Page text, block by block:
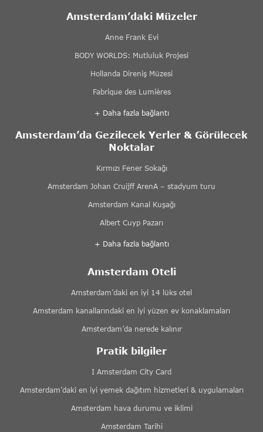
Amsterdam’daki Müzeler
Anne Frank Evi
BODY WORLDS: Mutluluk Projesi
Hollanda Direniş Müzesi
Fabrique des Lumières
+ Daha fazla bağlantı
Amsterdam’da Gezilecek Yerler & Görülecek
Noktalar
Kırmızı Fener Sokağı
Amsterdam Johan Cruijff ArenA – stadyum turu
Amsterdam Kanal Kuşağı
Albert Cuyp Pazarı
+ Daha fazla bağlantı
Amsterdam Oteli
Amsterdam’daki en iyi 14 lüks otel
Amsterdam kanallarındaki en iyi yüzen ev konaklamaları
Amsterdam’da nerede kalınır
Pratik bilgiler
I Amsterdam City Card
Amsterdam’daki en iyi yemek dağıtım hizmetleri & uygulamaları
Amsterdam hava durumu ve iklimi
Amsterdam Tarihi